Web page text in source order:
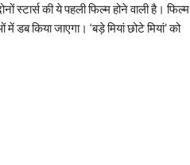
स्टार्स की ये पहली फिल्म होने वाली है। फिल्म
किया जाएगा। ‘बड़े मियां छोटे मियां’ को